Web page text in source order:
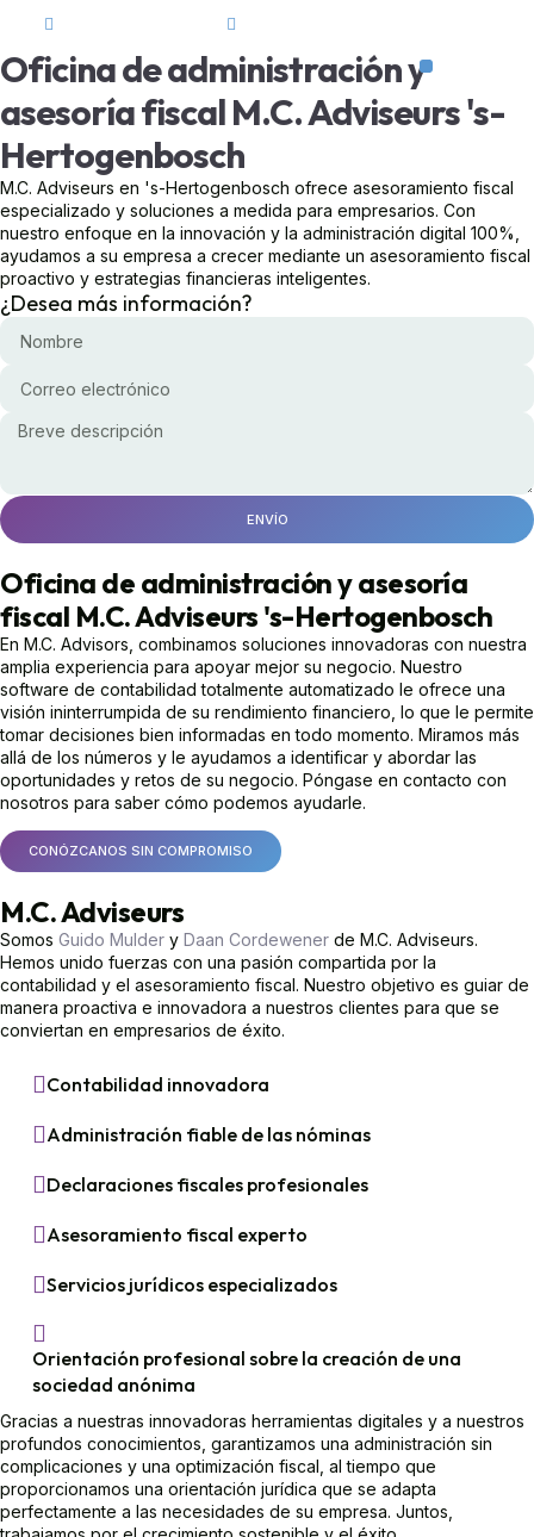
Oficina de administración y
asesoría fiscal M.C. Adviseurs 's-
Hertogenbosch
M.C. Adviseurs en 's-Hertogenbosch ofrece asesoramiento fiscal
especializado y soluciones a medida para empresarios. Con
nuestro enfoque en la innovación y la administración digital 100%,
ayudamos a su empresa a crecer mediante un asesoramiento fiscal
proactivo y estrategias financieras inteligentes.
¿Desea más información?
ENVÍO
Oficina de administración y asesoría
fiscal M.C. Adviseurs 's-Hertogenbosch
En M.C. Advisors, combinamos soluciones innovadoras con nuestra
amplia experiencia para apoyar mejor su negocio. Nuestro
software de contabilidad totalmente automatizado le ofrece una
visión ininterrumpida de su rendimiento financiero, lo que le permite
tomar decisiones bien informadas en todo momento. Miramos más
allá de los números y le ayudamos a identificar y abordar las
oportunidades y retos de su negocio. Póngase en contacto con
nosotros para saber cómo podemos ayudarle.
CONÓZCANOS SIN COMPROMISO
M.C. Adviseurs
Somos Guido Mulder y Daan Cordewener de M.C. Adviseurs.
Hemos unido fuerzas con una pasión compartida por la
contabilidad y el asesoramiento fiscal. Nuestro objetivo es guiar de
manera proactiva e innovadora a nuestros clientes para que se
conviertan en empresarios de éxito.
Contabilidad innovadora
Administración fiable de las nóminas
Declaraciones fiscales profesionales
Asesoramiento fiscal experto
Servicios jurídicos especializados
Orientación profesional sobre la creación de una
sociedad anónima
Gracias a nuestras innovadoras herramientas digitales y a nuestros
profundos conocimientos, garantizamos una administración sin
complicaciones y una optimización fiscal, al tiempo que
proporcionamos una orientación jurídica que se adapta
perfectamente a las necesidades de su empresa. Juntos,